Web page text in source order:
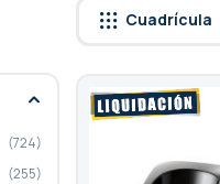
Cuadrícula
724
255